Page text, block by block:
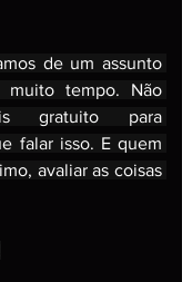
de um assunto
muito tempo. Não
gratuito para
falar isso. E quem
avaliar as coisas